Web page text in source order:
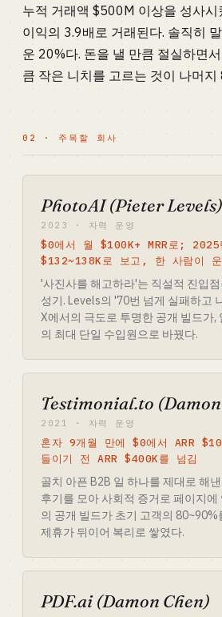
누적 거래액 $500M 이상을 성사시
이익의 3.9배로 거래된다. 솔직히
운 20%다. 돈을 낼 만큼 절실하면
큼 작은 니치를 고르는 것이 나머지
02 · 주목할 회사
PhotoAI (Pieter Levels)
2023 · 자력 운영
$0에서 월 $100K+ MRR로;
$132~138K로 보고, 한 사람이 운
'사진사를 해고하라'는 직설적 진입
성기. Levels의 '70번 넘게 실패하고
X에서의 극도로 투명한 공개 빌드가,
의 최대 단일 수입원으로 바꿨다.
Testimonial.to
2021 · 자력 운영
혼자 9개월 만에 $0에서 ARR
들이기 전 ARR $400K를 넘김
골치 아픈 B2B 일 하나를 제대로 해
후기를 모아 사회적 증거로 페이지에
의 공개 빌드가 초기 고객의 80~90%
제휴가 뒤이어 복리로 쌓였다.
PDF.ai (Damon Chen)